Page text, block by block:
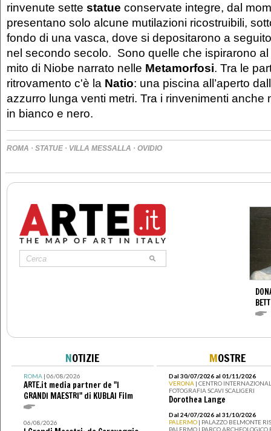
rinvenute sette statue conservate integre, dal
presentano solo alcune mutilazioni ricostruibili,
fondo di una vasca, dove si depositarono a
nel secondo secolo. Sono quelle che ispirarono
mito di Niobe narrato nelle Metamorfosi. Tra le
ritrovamento c'è la Natio: una piscina all’aperto
azzurro lunga venti metri. Tra i rinvenimenti anche
in bianco e nero.
ROMA · STATUE · VILLA MESSALLA · OVIDIO
NOTIZIE
ROMA| 06/08/2026
ARTE.it media partner de "I
GRANDI MAESTRI" di KUBLAI Film
06/08/2026
MOSTRE
Dal 30/07/2026 al 01/11/2026
VERONA | CENTRO
FOTOGRAFIA SCAVI SCALIGERI
Dorothea Lange
Dal 24/07/2026 al 31/10/2026
PALERMO | PALAZZO BELMONTE
PALERMO I PARCO ARCHEOLOGICO